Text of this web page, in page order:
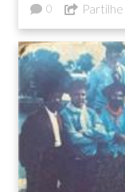
0 Partilhe